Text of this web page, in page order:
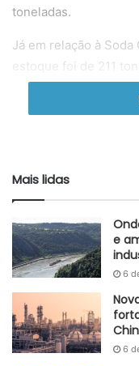
toneladas.
Já em relação à
estoque foi de 211
vista em outubro e
excedente. No
setor ao longo do ano.
Fonte EuroChlor
Eurochlor
Europa
Mais lidas
e
6
6